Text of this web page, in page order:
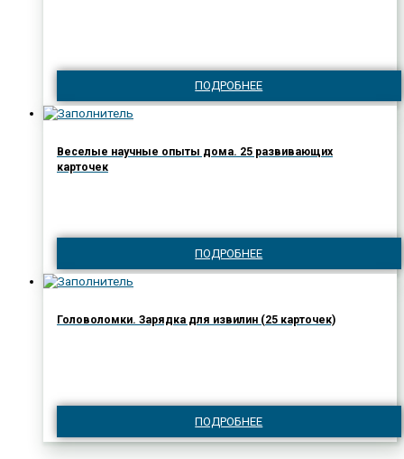
ПОДРОБНЕЕ
Веселые научные опыты дома. 25 развивающих
карточек
ПОДРОБНЕЕ
Головоломки. Зарядка для извилин (25 карточек)
ПОДРОБНЕЕ